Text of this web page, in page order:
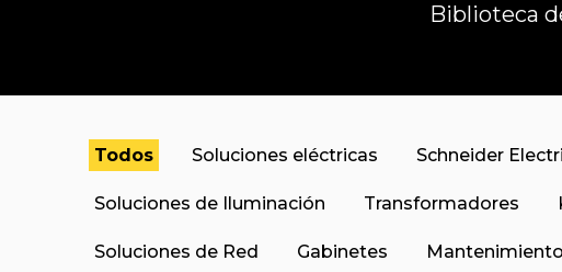
Biblioteca
Todos Soluciones eléctricas Schneider
Soluciones de Iluminación Transformadores
Soluciones de Red Gabinetes Mantenimiento